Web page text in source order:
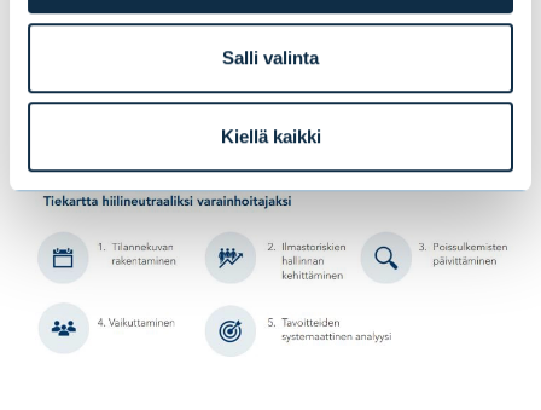
Salli valinta
Kiellä kaikki
ympäristövaikutukset ja kehittämään
toimintaamme edelleen.
Evlin tiekartta kohti hiilineutraaliutta: